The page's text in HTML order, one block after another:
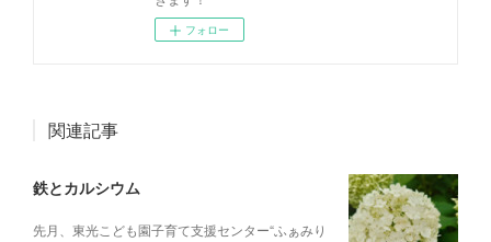
フォロー
関連記事
鉄とカルシウム
先月、東光こども園子育て支援センター“ふぁみり